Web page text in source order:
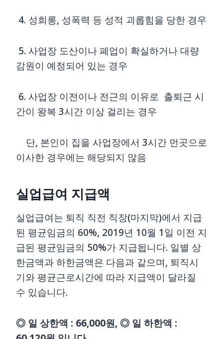
4. 성희롱, 성폭력 등 성적 괴롭힘을 당한 경우
5. 사업장 도산이나 폐업이 확실하거나 대량
감원이 예정되어 있는 경우
6. 사업장 이전이나 전근의 이유로 출퇴근 시
간이 왕복 3시간 이상 걸리는 경우
단, 본인이 집을 사업장에서 3시간 먼곳으로
이사한 경우에는 해당되지 않음
실업급여 지급액
실업급여는 퇴직 직전 직장(마지막)에서 지급
된 평균임금의 60%, 2019년 10월 1일 이전 지
급된 평균임금의 50%가 지급됩니다. 일별 상
한금액과 하한금액은 다음과 같으며, 퇴직시
기와 평균근로시간에 따라 지급액이 달라질
수 있습니다.
◎ 일 상한액 : 66,000원, ◎ 일 하한액 :